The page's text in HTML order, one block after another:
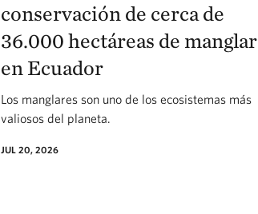
conservación de cerca de
36.000 hectáreas de manglar
en Ecuador
Los manglares son uno de los ecosistemas más
valiosos del planeta.
JUL 20, 2026